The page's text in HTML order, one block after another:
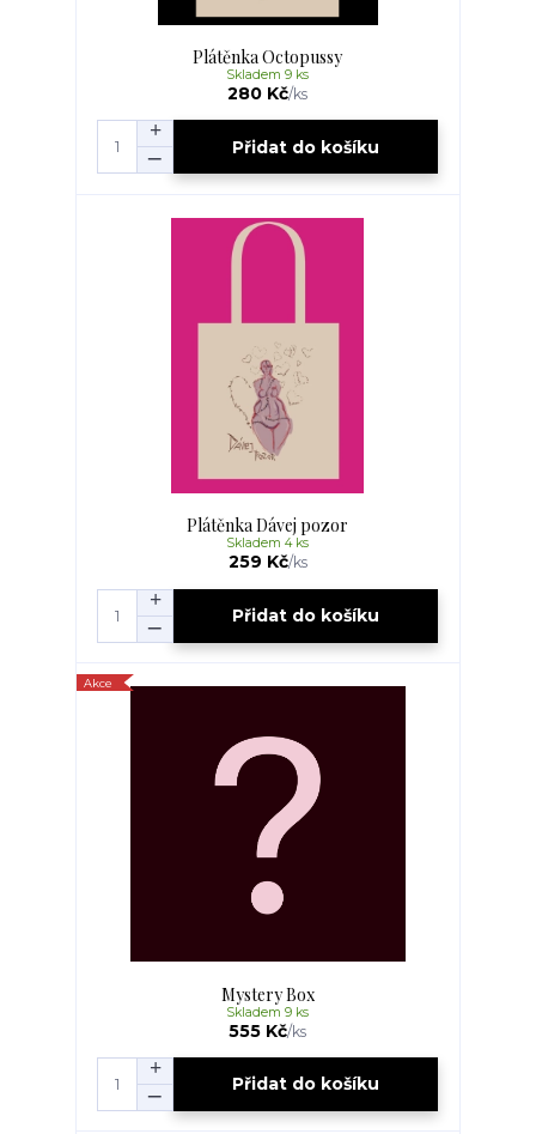
Plátěnka Octopussy
280 Kč/ks
Skladem 9 ks
Přidat do košíku
Plátěnka Dávej pozor
259 Kč/ks
Skladem 4 ks
Přidat do košíku
Akce
Mystery Box
555 Kč/ks
Skladem 9 ks
Přidat do košíku